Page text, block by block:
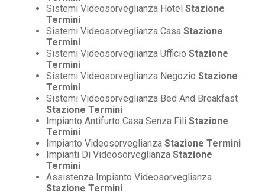
Sistemi Videosorveglianza Hotel Stazione
Termini
Sistemi Videosorveglianza Casa Stazione
Termini
Sistemi Videosorveglianza Ufficio Stazione
Termini
Sistemi Videosorveglianza Negozio Stazione
Termini
Sistemi Videosorveglianza Bed And Breakfast
Stazione Termini
Impianto Antifurto Casa Senza Fili Stazione
Termini
Impianto Videosorveglianza Stazione Termini
Impianti Di Videosorveglianza Stazione
Termini
Assistenza Impianto Videosorveglianza
Stazione Termini